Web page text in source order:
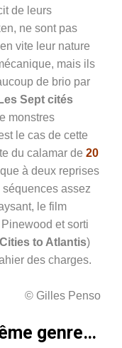
de leurs
ne sont pas
vite leur nature
mais ils
de brio par
Les Sept cités
monstres
le cas de cette
du calamar de 20
à deux reprises
séquences assez
le film
et sorti
to Atlantis)
des charges.
© Gilles Penso
genre…